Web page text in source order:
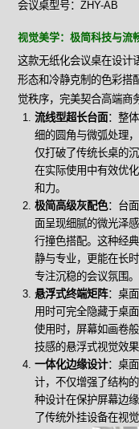
会议桌型号：ZHY-AB
视觉美学：极简科技与流
这款无纸化会议桌在设计
形态和冷静克制的色彩搭
觉秩序，完美契合高端商
流线型超长台面：整
细的圆角与微弧处理
仅打破了传统长桌的
在实际使用中有效优
和力。
极简高级灰配色：台
面呈现细腻的微光泽
行撞色搭配。这种经
静与专业，更能在长
专注沉稳的会议氛围。
悬浮式终端矩阵：桌
用时可完全隐藏于桌
使用时，屏幕如画卷
技感的悬浮式视觉效
一体化边缘设计：桌
计，不仅增强了结构
种设计在保护屏幕边
了传统外挂设备在视